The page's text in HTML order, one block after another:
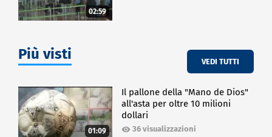
02:59
Più visti VEDI TUTTI
01:09
Il pallone della "Mano de Dios"
all'asta per oltre 10 milioni
dollari
36 visualizzazioni